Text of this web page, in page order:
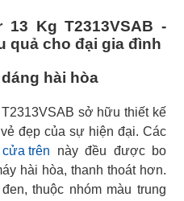
13 Kg T2313VSAB -
quả cho đại gia đình
hài hòa
sở hữu thiết kế
đẹp của sự hiện đại. Các
cửa trên này đều được bo
hài hòa, thanh thoát hơn.
thuộc nhóm màu trung